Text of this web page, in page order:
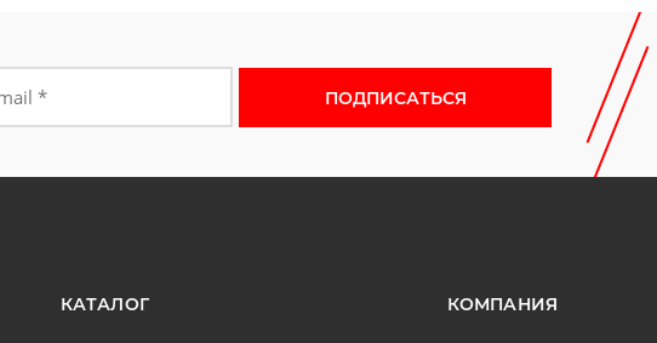
на новости
КАТАЛОГ КОМПАНИЯ